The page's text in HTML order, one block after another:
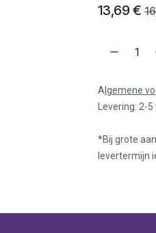
13,69€
A lgemene
Levering: 2-
*Bij grote
levertermijn